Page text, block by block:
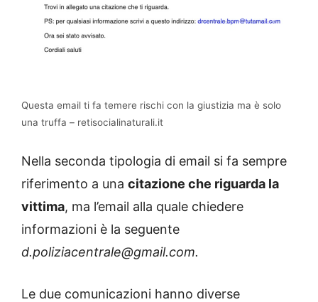
Questa email ti fa temere rischi con la giustizia ma è solo
una truffa – retisocialinaturali.it
Nella seconda tipologia di email si fa sempre
riferimento a una citazione che riguarda la
vittima, ma l’email alla quale chiedere
informazioni è la seguente
d.poliziacentrale@gmail.com.
Le due comunicazioni hanno diverse